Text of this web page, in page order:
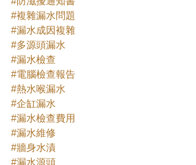
#複雜漏水問題
#漏水成因複雜
#多源頭漏水
#漏水檢查
#電腦檢查報告
#熱水喉漏水
#企缸漏水
#漏水檢查費用
#漏水維修
#牆身水漬
#漏水源頭